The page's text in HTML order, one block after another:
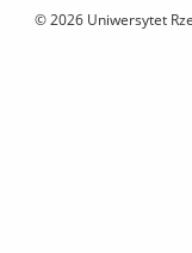
© 2026 Uniwersytet